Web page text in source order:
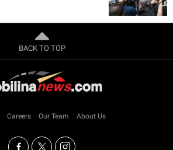
BACK TO TOP
Careers Our Team About Us